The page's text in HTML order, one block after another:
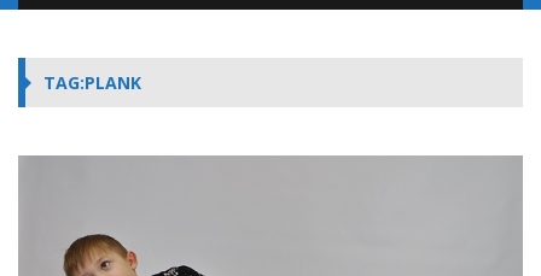
TAG:PLANK